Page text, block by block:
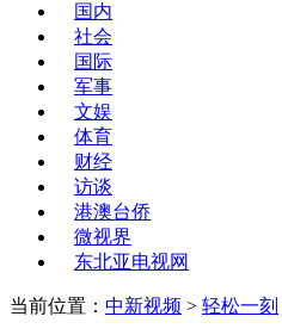
国内
社会
国际
军事
文娱
体育
财经
访谈
港澳台侨
微视界
东北亚电视网
当前位置： 中新视频 > 轻松一刻